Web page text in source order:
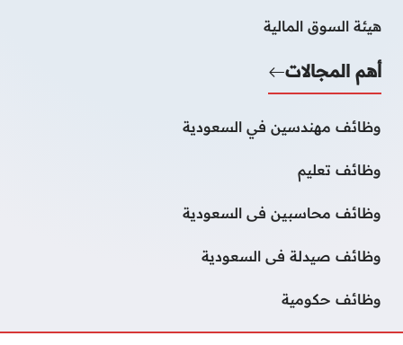
هيئة السوق المالية
أهم المجالات
وظائف مهندسين في السعودية
وظائف تعليم
وظائف محاسبين فى السعودية
وظائف صيدلة فى السعودية
وظائف حكومية